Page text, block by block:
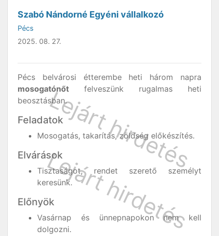
Szabó Nándorné Egyéni vállalkozó
Pécs
2025. 08. 27.
Pécs belvárosi étterembe heti három napra
mosogatónőt felveszünk rugalmas heti
beosztásban.
Feladatok
Mosogatás, takarítás, zöldség előkészítés.
Elvárások
Tisztaságot, rendet szerető személyt
keresünk.
Előnyök
Vasárnap és ünnepnapokon nem kell
dolgozni.